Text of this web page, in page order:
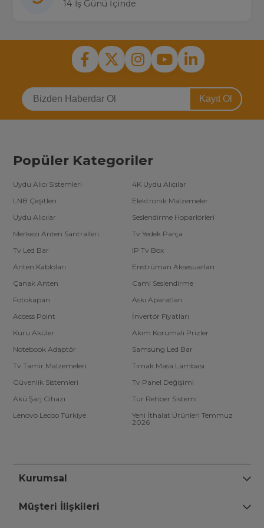
Erisson Led Bar Değişimi
kontrollü şekilde değişim işlemi yapılması sağlıklı olan yöntemdir.
Erisson led bar değişim fiyatı işi yapacak firmaya ya da kişilere
göre değişiklik gösterebilir. Dikkat edilmesi gereken en önemli
konu değiştirilen ledlerin garanti süresidir. Televizyon yedek parça
değişim göstermektedir.
Tv led bar kategorisinde ülkemizde en fazla (3000’den fazla) ürün
14 İş Günü İçinde
Kayıt Ol
Popüler Kategoriler
Uydu Alıcı Sistemleri
4K Uydu Alıcılar
LNB Çeşitleri
Elektronik Malzemeler
Uydu Alıcılar
Seslendirme Hoparlörleri
Merkezi Anten Santralleri
Tv Yedek Parça
Tv Led Bar
IP Tv Box
Anten Kabloları
Enstrüman Aksesuarları
Çanak Anten
Cami Seslendirme
Fotokapan
Askı Aparatları
Access Point
İnvertör Fiyatları
Kuru Aküler
Akım Korumalı Prizler
Notebook Adaptör
Samsung Led Bar
Tv Tamir Malzemeleri
Tırnak Masa Lambası
Güvenlik Sistemleri
Tv Panel Değişimi
Akü Şarj Cihazı
Tur Rehber Sistemi
Lenovo Lecoo Türkiye
Yeni İthalat Ürünleri Temmuz
2026
Kurumsal
Müşteri İlişkileri